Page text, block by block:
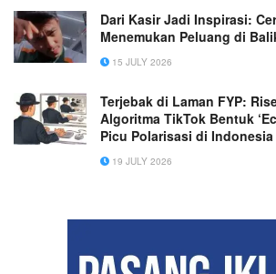
Dari Kasir Jadi Inspirasi:
Menemukan Peluang di
15 JULY 2026
Terjebak di Laman FYP:
Algoritma TikTok Bentuk
Picu Polarisasi di Indonesia
19 JULY 2026